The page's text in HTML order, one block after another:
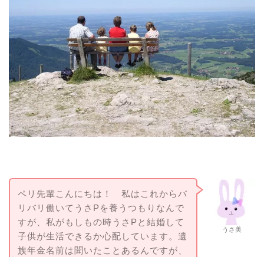
うさ美
ペリ先輩こんにちは！ 私はこれからバ
リバリ働いてうさPを養うつもりなんで
すが、私がもしもの時うさPと結婚して
子供が生活できるか心配しています。遺
族年金名前は聞いたことあるんですが、